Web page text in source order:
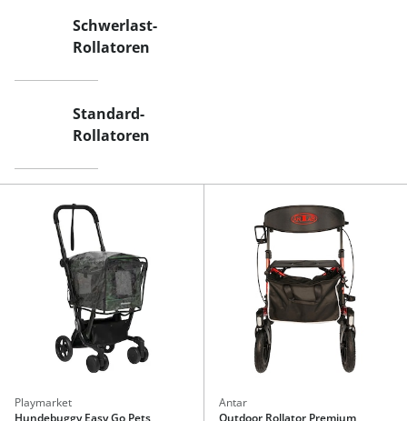
Schwerlast-
Rollatoren
Standard-
Rollatoren
Playmarket
Hundebuggy Easy Go Pets
Antar
Outdoor Rollator Premium